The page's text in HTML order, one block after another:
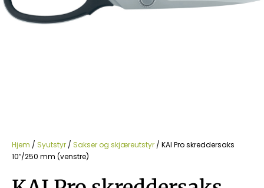
Hjem / Syutstyr / Sakser og skjæreutstyr / KAI Pro skreddersaks
10″/250 mm (venstre)